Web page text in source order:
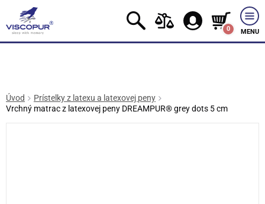
0 MENU
Úvod
Prístelky z latexu a latexovej peny
Vrchný matrac z latexovej peny DREAMPUR® grey dots 5 cm